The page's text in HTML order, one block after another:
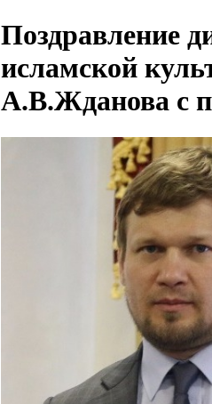
Поздравление
исламской
А.В.Жданова с